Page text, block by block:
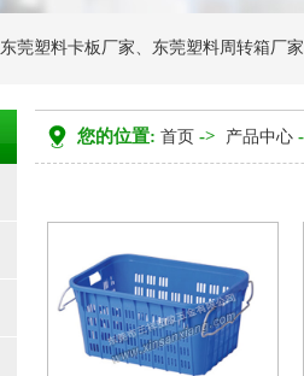
东莞塑料卡板厂家、 东莞塑料周转箱厂家
您的位置: 首页 -> 产品中心